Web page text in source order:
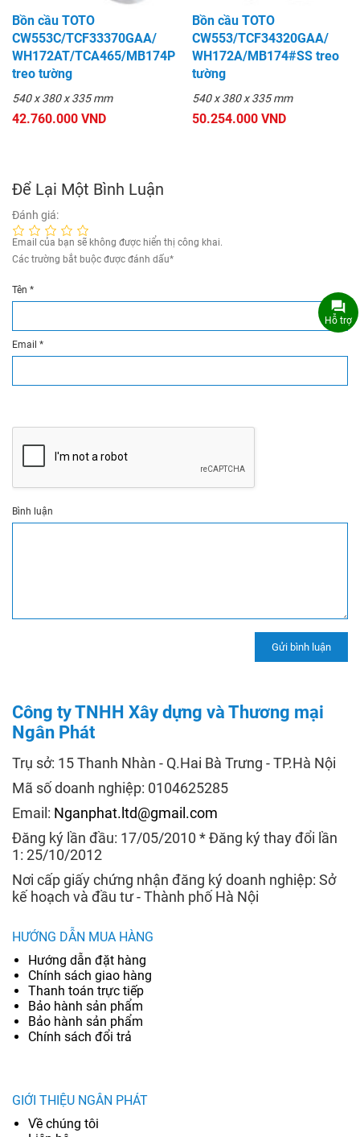
Bồn cầu TOTO
CW553C/TCF33370GAA/
WH172AT/TCA465/MB174P
treo tường
540 x 380 x 335 mm
42.760.000 VND
Bồn cầu TOTO
CW553/TCF34320GAA/
WH172A/MB174#SS treo
tường
540 x 380 x 335 mm
50.254.000 VND
Để Lại Một Bình Luận
Đánh giá:
Email của bạn sẽ không được hiển thị công khai.
Các trường bắt buộc được đánh dấu*
Tên *
Email *
Bình luận
Công ty TNHH Xây dựng và Thương mại
Ngân Phát
Trụ sở: 15 Thanh Nhàn - Q.Hai Bà Trưng - TP.Hà Nội
Mã số doanh nghiệp: 0104625285
Email: Nganphat.ltd@gmail.com
Đăng ký lần đầu: 17/05/2010 * Đăng ký thay đổi lần
1: 25/10/2012
Nơi cấp giấy chứng nhận đăng ký doanh nghiệp: Sở
kế hoạch và đầu tư - Thành phố Hà Nội
HƯỚNG DẪN MUA HÀNG
Hướng dẫn đặt hàng
Chính sách giao hàng
Thanh toán trực tiếp
Bảo hành sản phẩm
Bảo hành sản phẩm
Chính sách đổi trả
GIỚI THIỆU NGÂN PHÁT
Về chúng tôi
Hỗ trợ